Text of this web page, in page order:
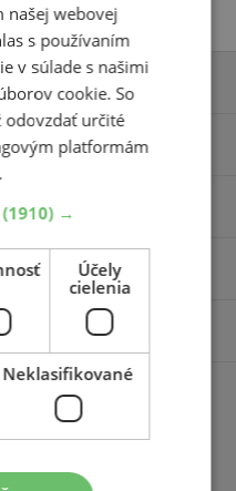
našej webovej
s používaním
v súlade s našimi
cookie. So
odovzdať určité
platformám
(1910) →
Účely
cielenia
Neklasifikované